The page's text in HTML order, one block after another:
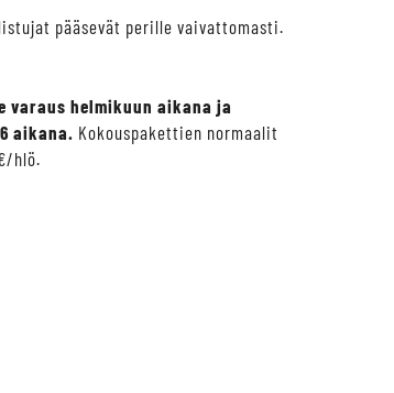
pääsevät perille vaivattomasti.
varaus helmikuun aikana ja
aikana. Kokouspakettien normaalit
hlö.